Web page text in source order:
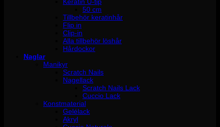
50 cm
Tillbehör keratinhår
Flip in
Clip-in
Alla tillbehör löshår
Hårdockor
Naglar
Manikyr
Scratch Nails
Nagellack
Scratch Nails Lack
Cuccio Lack
Konstmaterial
Gelélack
Akryl